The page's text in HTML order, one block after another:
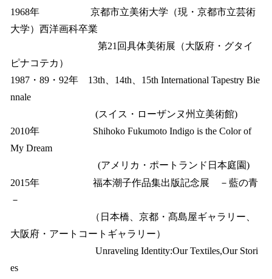
1968年 京都市立美術大学（現・京都市立芸術
大学）西洋画科卒業
第21回具体美術展（大阪府・グタイ
ピナコテカ）
1987・89・92年 13th、14th、15th International Tapestry Bie
nnale
(スイス・ローザンヌ州立美術館)
2010年 Shihoko Fukumoto Indigo is the Color of
My Dream
(アメリカ・ポートランド日本庭園)
2015年 福本潮子作品集出版記念展 －藍の青
－
（日本橋、京都・髙島屋ギャラリー、
大阪府・アートコートギャラリー）
Unraveling Identity:Our Textiles,Our Stori
es